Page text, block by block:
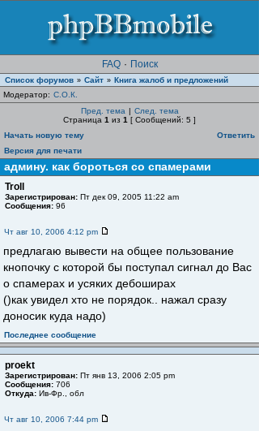
FAQ · Поиск
Список форумов » Сайт » Книга жалоб и предложений
Модератор: С.О.К.
Пред. тема | След. тема
Страница 1 из 1 [ Сообщений: 5 ]
Начать новую тему
Ответить
Версия для печати
админу. как бороться со спамерами
Troll
Зарегистрирован: Пт дек 09, 2005 11:22 am
Сообщения: 96
Чт авг 10, 2006 4:12 pm
предлагаю вывести на общее пользование
кнопочку с которой бы поступал сигнал до Вас
о спамерах и усяких дебоширах
()как увидел хто не порядок.. нажал сразу
доносик куда надо)
Последнее сообщение
proekt
Зарегистрирован: Пт янв 13, 2006 2:05 pm
Сообщения: 706
Откуда: Ив-Фр., обл
Чт авг 10, 2006 7:44 pm